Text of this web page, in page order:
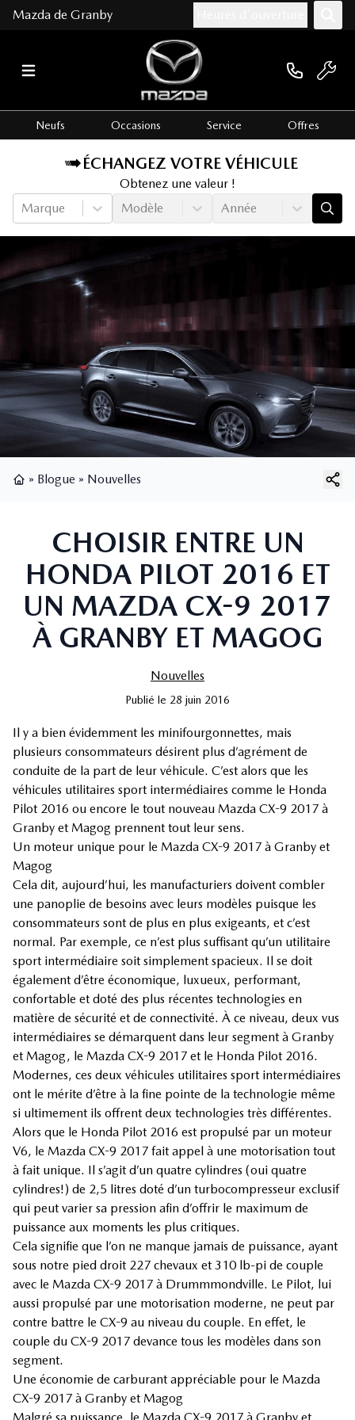
Mazda de Granby
Neufs Occasions Service Offres
ÉCHANGEZ VOTRE VÉHICULE
Obtenez une valeur !
Marque
Modèle Année
» Blogue » Nouvelles
CHOISIR ENTRE UN
HONDA PILOT 2016 ET
UN MAZDA CX-9 2017
À GRANBY ET MAGOG
Nouvelles
Publié le 28 juin 2016
Il y a bien évidemment les minifourgonnettes, mais
plusieurs consommateurs désirent plus d’agrément de
conduite de la part de leur véhicule. C’est alors que les
véhicules utilitaires sport intermédiaires comme le Honda
Pilot 2016 ou encore le tout nouveau Mazda CX-9 2017 à
Granby et Magog prennent tout leur sens.
Un moteur unique pour le Mazda CX-9 2017 à Granby et
Magog
Cela dit, aujourd’hui, les manufacturiers doivent combler
une panoplie de besoins avec leurs modèles puisque les
consommateurs sont de plus en plus exigeants, et c’est
normal. Par exemple, ce n’est plus suffisant qu’un utilitaire
sport intermédiaire soit simplement spacieux. Il se doit
également d’être économique, luxueux, performant,
confortable et doté des plus récentes technologies en
matière de sécurité et de connectivité. À ce niveau, deux vus
intermédiaires se démarquent dans leur segment à Granby
et Magog, le Mazda CX-9 2017 et le Honda Pilot 2016.
Modernes, ces deux véhicules utilitaires sport intermédiaires
ont le mérite d’être à la fine pointe de la technologie même
si ultimement ils offrent deux technologies très différentes.
Alors que le Honda Pilot 2016 est propulsé par un moteur
V6, le Mazda CX-9 2017 fait appel à une motorisation tout
à fait unique. Il s’agit d’un quatre cylindres (oui quatre
cylindres!) de 2,5 litres doté d’un turbocompresseur exclusif
qui peut varier sa pression afin d’offrir le maximum de
puissance aux moments les plus critiques.
Cela signifie que l’on ne manque jamais de puissance, ayant
sous notre pied droit 227 chevaux et 310 lb-pi de couple
avec le Mazda CX-9 2017 à Drummmondville. Le Pilot, lui
aussi propulsé par une motorisation moderne, ne peut par
contre battre le CX-9 au niveau du couple. En effet, le
couple du CX-9 2017 devance tous les modèles dans son
segment.
Une économie de carburant appréciable pour le Mazda
CX-9 2017 à Granby et Magog
Malgré sa puissance, le Mazda CX-9 2017 à Granby et